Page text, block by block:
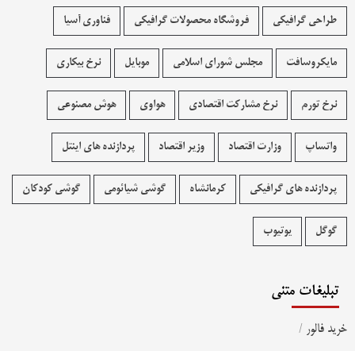
طراحی گرافیکی فروشگاه محصولات گرافيکی فناوری آسیا
مایکروسافت مجلس شورای اسلامی موبایل نرخ بیکاری
نرخ تورم نرخ مشارکت اقتصادی هواوی هوش مصنوعی
واتساپ وزارت اقتصاد وزیر اقتصاد پردازنده های اینتل
پردازنده های گرافیکی کرمانشاه گوشی شیائومی گوشی کودکان
گوگل یوتیوب
تبلیغات متنی
خرید فالور /